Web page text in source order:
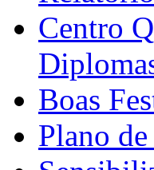
Centro
Boas
Plano